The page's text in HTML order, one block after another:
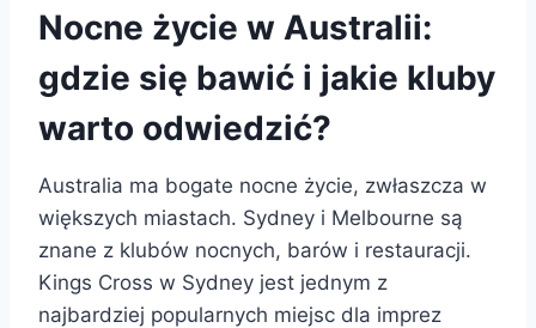
Nocne życie w Australii:
gdzie się bawić i jakie kluby
warto odwiedzić?
Australia ma bogate nocne życie, zwłaszcza w
większych miastach. Sydney i Melbourne są
znane z klubów nocnych, barów i restauracji.
Kings Cross w Sydney jest jednym z
najbardziej popularnych miejsc dla imprez